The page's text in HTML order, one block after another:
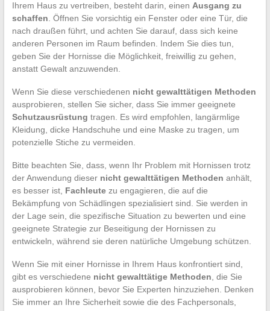
Ihrem Haus zu vertreiben, besteht darin, einen Ausgang zu
schaffen. Öffnen Sie vorsichtig ein Fenster oder eine Tür, die
nach draußen führt, und achten Sie darauf, dass sich keine
anderen Personen im Raum befinden. Indem Sie dies tun,
geben Sie der Hornisse die Möglichkeit, freiwillig zu gehen,
anstatt Gewalt anzuwenden.
Wenn Sie diese verschiedenen nicht gewalttätigen Methoden
ausprobieren, stellen Sie sicher, dass Sie immer geeignete
Schutzausrüstung tragen. Es wird empfohlen, langärmlige
Kleidung, dicke Handschuhe und eine Maske zu tragen, um
potenzielle Stiche zu vermeiden.
Bitte beachten Sie, dass, wenn Ihr Problem mit Hornissen trotz
der Anwendung dieser nicht gewalttätigen Methoden anhält,
es besser ist, Fachleutezu engagieren, die auf die
Bekämpfung von Schädlingen spezialisiert sind. Sie werden in
der Lage sein, die spezifische Situation zu bewerten und eine
geeignete Strategie zur Beseitigung der Hornissen zu
entwickeln, während sie deren natürliche Umgebung schützen.
Wenn Sie mit einer Hornisse in Ihrem Haus konfrontiert sind,
gibt es verschiedene nicht gewalttätige Methoden, die Sie
ausprobieren können, bevor Sie Experten hinzuziehen. Denken
Sie immer an Ihre Sicherheit sowie die des Fachpersonals,